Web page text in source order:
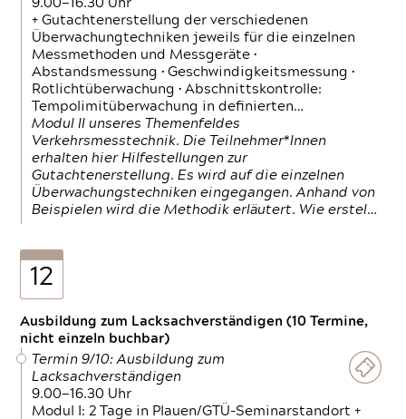
9.00—16.30 Uhr
+ Gutachtenerstellung der verschiedenen
Überwachungtechniken jeweils für die einzelnen
Messmethoden und Messgeräte •
Abstandsmessung • Geschwindigkeitsmessung •
Rotlichtüberwachung • Abschnittskontrolle:
Tempolimitüberwachung in definierten…
Modul II unseres Themenfeldes
Verkehrsmesstechnik. Die Teilnehmer*Innen
erhalten hier Hilfestellungen zur
Gutachtenerstellung. Es wird auf die einzelnen
Überwachungstechniken eingegangen. Anhand von
Beispielen wird die Methodik erläutert. Wie erstel…
12
Ausbildung zum Lacksachverständigen (10 Termine,
nicht einzeln buchbar)
Termin 9/10: Ausbildung zum
Lacksachverständigen
9.00—16.30 Uhr
Modul I: 2 Tage in Plauen/GTÜ-Seminarstandort +